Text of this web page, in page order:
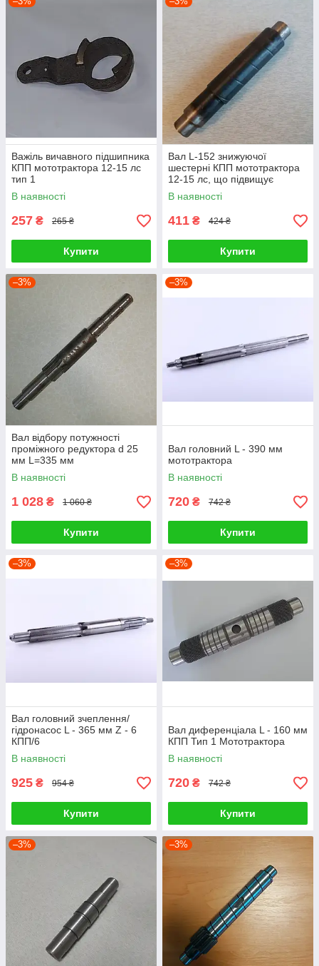
Важіль вичавного підшипника
КПП мототрактора 12-15 лс
тип 1
В наявності
257 ₴ 265 ₴
Купити
Вал L-152 знижуючої
шестерні КПП мототрактора
12-15 лс, що підвищує
В наявності
411 ₴ 424 ₴
Купити
–3%
Вал відбору потужності
проміжного редуктора d 25
мм L=335 мм
В наявності
1 028 ₴ 1 060 ₴
Купити
–3%
Вал головний L - 390 мм
мототрактора
В наявності
720 ₴ 742 ₴
Купити
–3%
Вал головний зчеплення/
гідронасос L - 365 мм Z - 6
КПП/6
В наявності
925 ₴ 954 ₴
Купити
–3%
Вал диференціала L - 160 мм
КПП Тип 1 Мототрактора
В наявності
720 ₴ 742 ₴
Купити
–3% –3%